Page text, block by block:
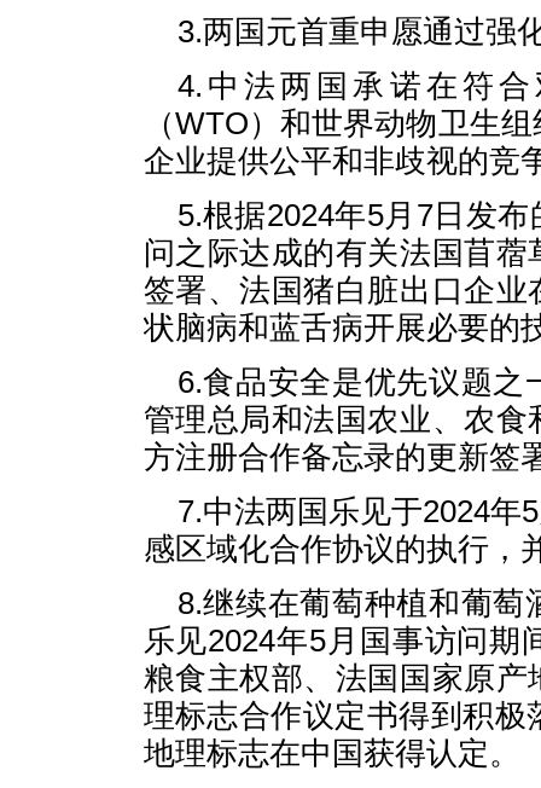
3.两国元首重申愿通过强
4.中法两国承诺在符
（WTO）和世界动物卫生
企业提供公平和非歧视的竞
5.根据2024年5月7日发
问之际达成的有关法国苜
签署、法国猪白脏出口企
状脑病和蓝舌病开展必要的
6.食品安全是优先议题
管理总局和法国农业、农
方注册合作备忘录的更新签
7.中法两国乐见于2024年
感区域化合作协议的执行，
8.继续在葡萄种植和葡
乐见2024年5月国事访问期
粮食主权部、法国国家原
理标志合作议定书得到积
地理标志在中国获得认定。